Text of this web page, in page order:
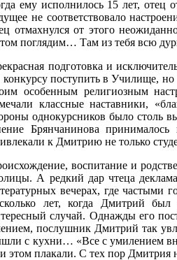
ему исполнилось 15 лет, отец
не соответствовало
отмахнулся от этого
поглядим… Там из тебя всю
подготовка и
конкурсу поступить в Училище,
особенным религиозным
классные наставники,
однокурсников было столь
Брянчанинова
к Дмитрию не только
воспитание и
А редкий дар чтеца
вечерах, где
лет, когда Дмитрий
случай. Однажды его
послушник Дмитрий так
с кухни… «Все с умилением
этом плакали. С тех пор Дмитрия